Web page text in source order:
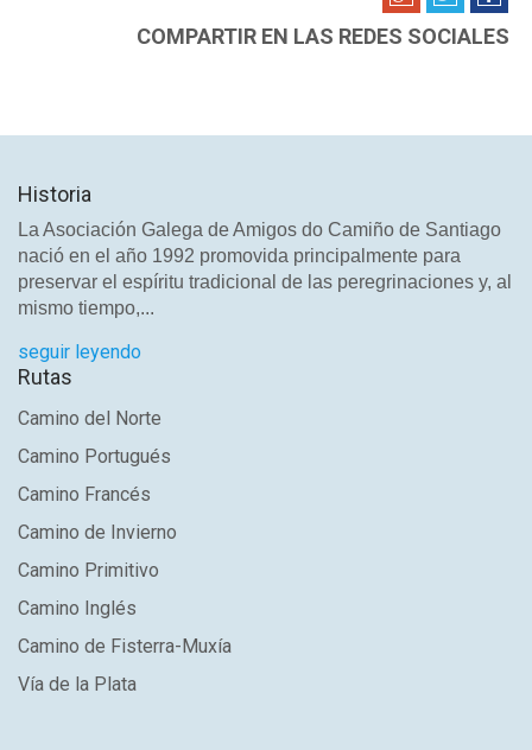
COMPARTIR EN LAS REDES SOCIALES
Historia
La Asociación Galega de Amigos do Camiño de Santiago
nació en el año 1992 promovida principalmente para
preservar el espíritu tradicional de las peregrinaciones y, al
mismo tiempo,...
seguir leyendo
Rutas
Camino del Norte
Camino Portugués
Camino Francés
Camino de Invierno
Camino Primitivo
Camino Inglés
Camino de Fisterra-Muxía
Vía de la Plata